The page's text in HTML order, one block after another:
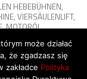
HEBEBÜHNEN,
, VIERSÄULENLIFT,
,MOTORÖL,
może działać
że zgadzasz się
zakładce Polityka